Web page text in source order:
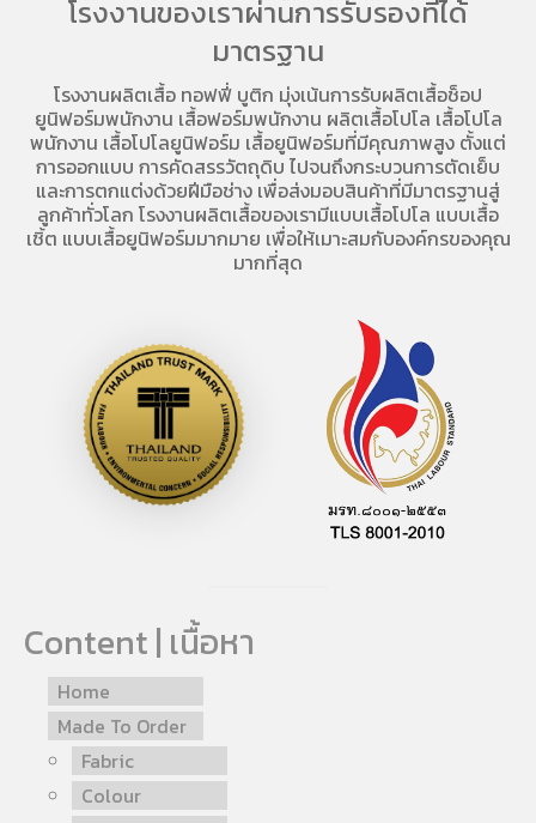
โรงงานของเราผ่านการรับรองที่ได้
มาตรฐาน
โรงงานผลิตเสื้อ ทอฟฟี่ บูติก มุ่งเน้นการรับผลิตเสื้อช็อป
ยูนิฟอร์มพนักงาน เสื้อฟอร์มพนักงาน ผลิตเสื้อโปโล เสื้อโปโล
พนักงาน เสื้อโปโลยูนิฟอร์ม เสื้อยูนิฟอร์มที่มีคุณภาพสูง ตั้งแต่
การออกแบบ การคัดสรรวัตถุดิบ ไปจนถึงกระบวนการตัดเย็บ
และการตกแต่งด้วยฝีมือช่าง เพื่อส่งมอบสินค้าที่มีมาตรฐานสู่
ลูกค้าทั่วโลก โรงงานผลิตเสื้อของเรามีแบบเสื้อโปโล แบบเสื้อ
เชิ้ต แบบเสื้อยูนิฟอร์มมากมาย เพื่อให้เมาะสมกับองค์กรของคุณ
มากที่สุด
Content | เนื้อหา
Home
Made To Order
Fabric
Colour